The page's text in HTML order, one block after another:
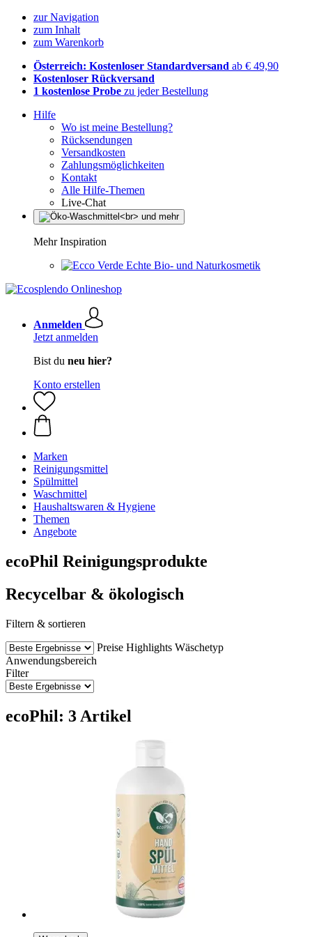
zur Navigation
zum Inhalt
zum Warenkorb
Österreich: Kostenloser Standardversand ab € 49,90
Kostenloser Rückversand
1 kostenlose Probe zu jeder Bestellung
Hilfe
Wo ist meine Bestellung?
Rücksendungen
Versandkosten
Zahlungsmöglichkeiten
Kontakt
Alle Hilfe-Themen
Live-Chat
Mehr Inspiration
Echte Bio- und Naturkosmetik
Anmelden
Jetzt anmelden
Bist du neu hier?
Konto erstellen
Marken
Reinigungsmittel
Spülmittel
Waschmittel
Haushaltswaren & Hygiene
Themen
Angebote
ecoPhil Reinigungsprodukte
Recycelbar & ökologisch
Filtern & sortieren
Preise Highlights Wäschetyp
Anwendungsbereich
Filter
ecoPhil: 3 Artikel